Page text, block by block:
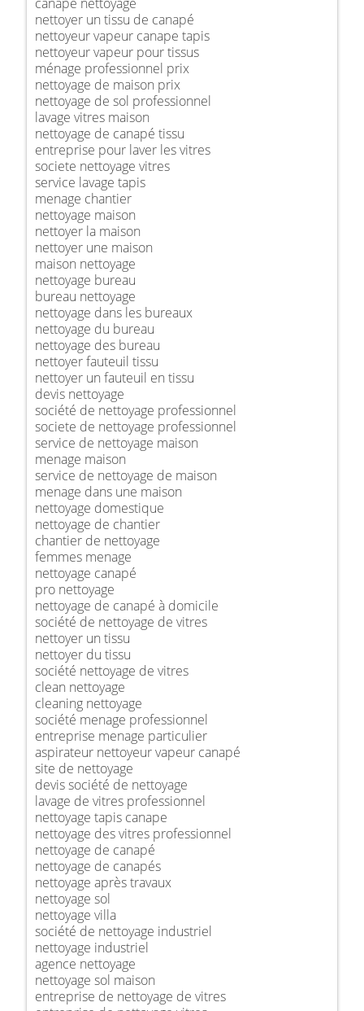
nettoyer un tissu de canapé
nettoyeur vapeur canape tapis
nettoyeur vapeur pour tissus
ménage professionnel prix
nettoyage de maison prix
nettoyage de sol professionnel
lavage vitres maison
nettoyage de canapé tissu
entreprise pour laver les vitres
societe nettoyage vitres
service lavage tapis
menage chantier
nettoyage maison
nettoyer la maison
nettoyer une maison
maison nettoyage
nettoyage bureau
bureau nettoyage
nettoyage dans les bureaux
nettoyage du bureau
nettoyage des bureau
nettoyer fauteuil tissu
nettoyer un fauteuil en tissu
devis nettoyage
société de nettoyage professionnel
societe de nettoyage professionnel
service de nettoyage maison
menage maison
service de nettoyage de maison
menage dans une maison
nettoyage domestique
nettoyage de chantier
chantier de nettoyage
femmes menage
nettoyage canapé
pro nettoyage
nettoyage de canapé à domicile
société de nettoyage de vitres
nettoyer un tissu
nettoyer du tissu
société nettoyage de vitres
clean nettoyage
cleaning nettoyage
société menage professionnel
entreprise menage particulier
aspirateur nettoyeur vapeur canapé
site de nettoyage
devis société de nettoyage
lavage de vitres professionnel
nettoyage tapis canape
nettoyage des vitres professionnel
nettoyage de canapé
nettoyage de canapés
nettoyage après travaux
nettoyage sol
nettoyage villa
société de nettoyage industriel
nettoyage industriel
agence nettoyage
nettoyage sol maison
entreprise de nettoyage de vitres